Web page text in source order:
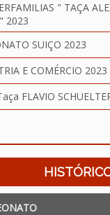
" TAÇA
2023
SUIÇO 2023
E COMÉRCIO 2023
FLAVIO